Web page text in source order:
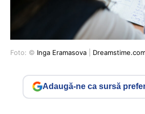
Foto: © Inga Eramasova
Adaugă-ne ca sursă